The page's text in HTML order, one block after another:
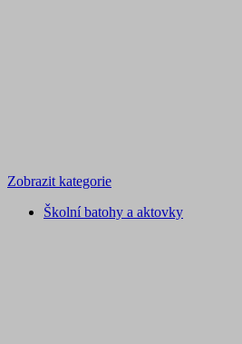
Zobrazit kategorie
Školní batohy a aktovky